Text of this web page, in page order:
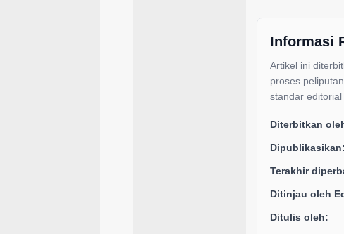
Informasi
Artikel ini
proses
standar
Diterbitkan
Dipublikasikan:
Terakhir
Ditinjau oleh
Ditulis oleh: